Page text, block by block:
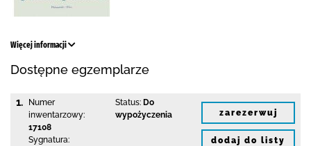
Więcej informacji
Dostępne egzemplarze
1.
Numer
inwentarzowy:
17108
Sygnatura:
Status: Do
wypożyczenia
zarezerwuj
dodaj do listy